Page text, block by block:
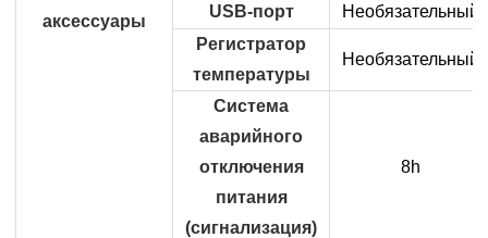
аксессуары
USB-порт
Необязательный
Регистратор
температуры
Необязательный
Система
аварийного
отключения
питания
(сигнализация)
8h